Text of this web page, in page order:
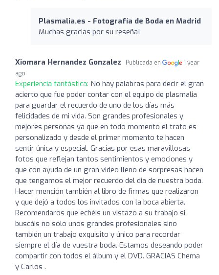
Plasmalia.es - Fotografía de Boda en Madrid
Muchas gracias por su reseña!
Xiomara Hernandez Gonzalez Publicada en
1 year
ago
Experiencia fantástica: No hay palabras para decir el gran
acierto que fue poder contar con el equipo de plasmalia
para guardar el recuerdo de uno de los días más
felicidades de mi vida. Son grandes profesionales y
mejores personas ya que en todo momento el trato es
personalizado y desde el primer momento te hacen
sentir única y especial. Gracias por esas maravillosas
fotos que reflejan tantos sentimientos y emociones y
que con ayuda de un gran video lleno de sorpresas hacen
que tengamos el mejor recuerdo del dia de nuestra boda.
Hacer mención también al libro de firmas que realizaron
y que dejó a todos los invitados con la boca abierta.
Recomendaros que echéis un vistazo a su trabajo si
buscáis no sólo unos grandes profesionales sino
también un trabajo exquisito y único para recordar
siempre el día de vuestra boda. Estamos deseando poder
compartir con todos el álbum y el DVD. GRACIAS Chema
y Carlos .